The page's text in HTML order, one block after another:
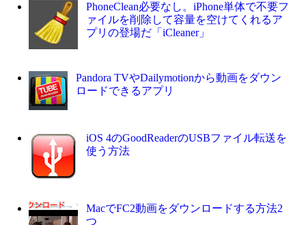
PhoneClean必要なし。iPhone単体で不要フ
ァイルを削除して容量を空けてくれるア
プリの登場だ「iCleaner」
Pandora TVやDailymotionから動画をダウン
ロードできるアプリ
iOS 4のGoodReaderのUSBファイル転送を
使う方法
MacでFC2動画をダウンロードする方法2
つ